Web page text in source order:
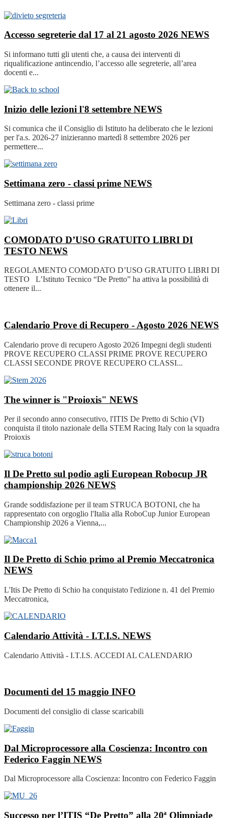
Accesso segreterie dal 17 al 21 agosto 2026 NEWS
Si informano tutti gli utenti che, a causa dei interventi di
riqualificazione antincendio, l’accesso alle segreterie, all’area
docenti e...
Inizio delle lezioni l'8 settembre NEWS
Si comunica che il Consiglio di Istituto ha deliberato che le lezioni
per l'a.s. 2026-27 inizieranno martedì 8 settembre 2026 per
permettere...
Settimana zero - classi prime NEWS
Settimana zero - classi prime
COMODATO D’USO GRATUITO LIBRI DI
TESTO NEWS
REGOLAMENTO COMODATO D’USO GRATUITO LIBRI DI
TESTO L’Istituto Tecnico “De Pretto” ha attiva la possibilità di
ottenere il...
Calendario Prove di Recupero - Agosto 2026 NEWS
Calendario prove di recupero Agosto 2026 Impegni degli studenti
PROVE RECUPERO CLASSI PRIME PROVE RECUPERO
CLASSI SECONDE PROVE RECUPERO CLASSI...
The winner is "Proioxis" NEWS
Per il secondo anno consecutivo, l'ITIS De Pretto di Schio (VI)
conquista il titolo nazionale della STEM Racing Italy con la squadra
Proioxis
Il De Pretto sul podio agli European Robocup JR
championship 2026 NEWS
Grande soddisfazione per il team STRUCA BOTONI, che ha
rappresentato con orgoglio l'Italia alla RoboCup Junior European
Championship 2026 a Vienna,...
Il De Pretto di Schio primo al Premio Meccatronica
NEWS
L'Itis De Pretto di Schio ha conquistato l'edizione n. 41 del Premio
Meccatronica,
Calendario Attività - I.T.I.S. NEWS
Calendario Attività - I.T.I.S. ACCEDI AL CALENDARIO
Documenti del 15 maggio INFO
Documenti del consiglio di classe scaricabili
Dal Microprocessore alla Coscienza: Incontro con
Federico Faggin NEWS
Dal Microprocessore alla Coscienza: Incontro con Federico Faggin
Successo per l’ITIS “De Pretto” alla 20ª Olimpiade